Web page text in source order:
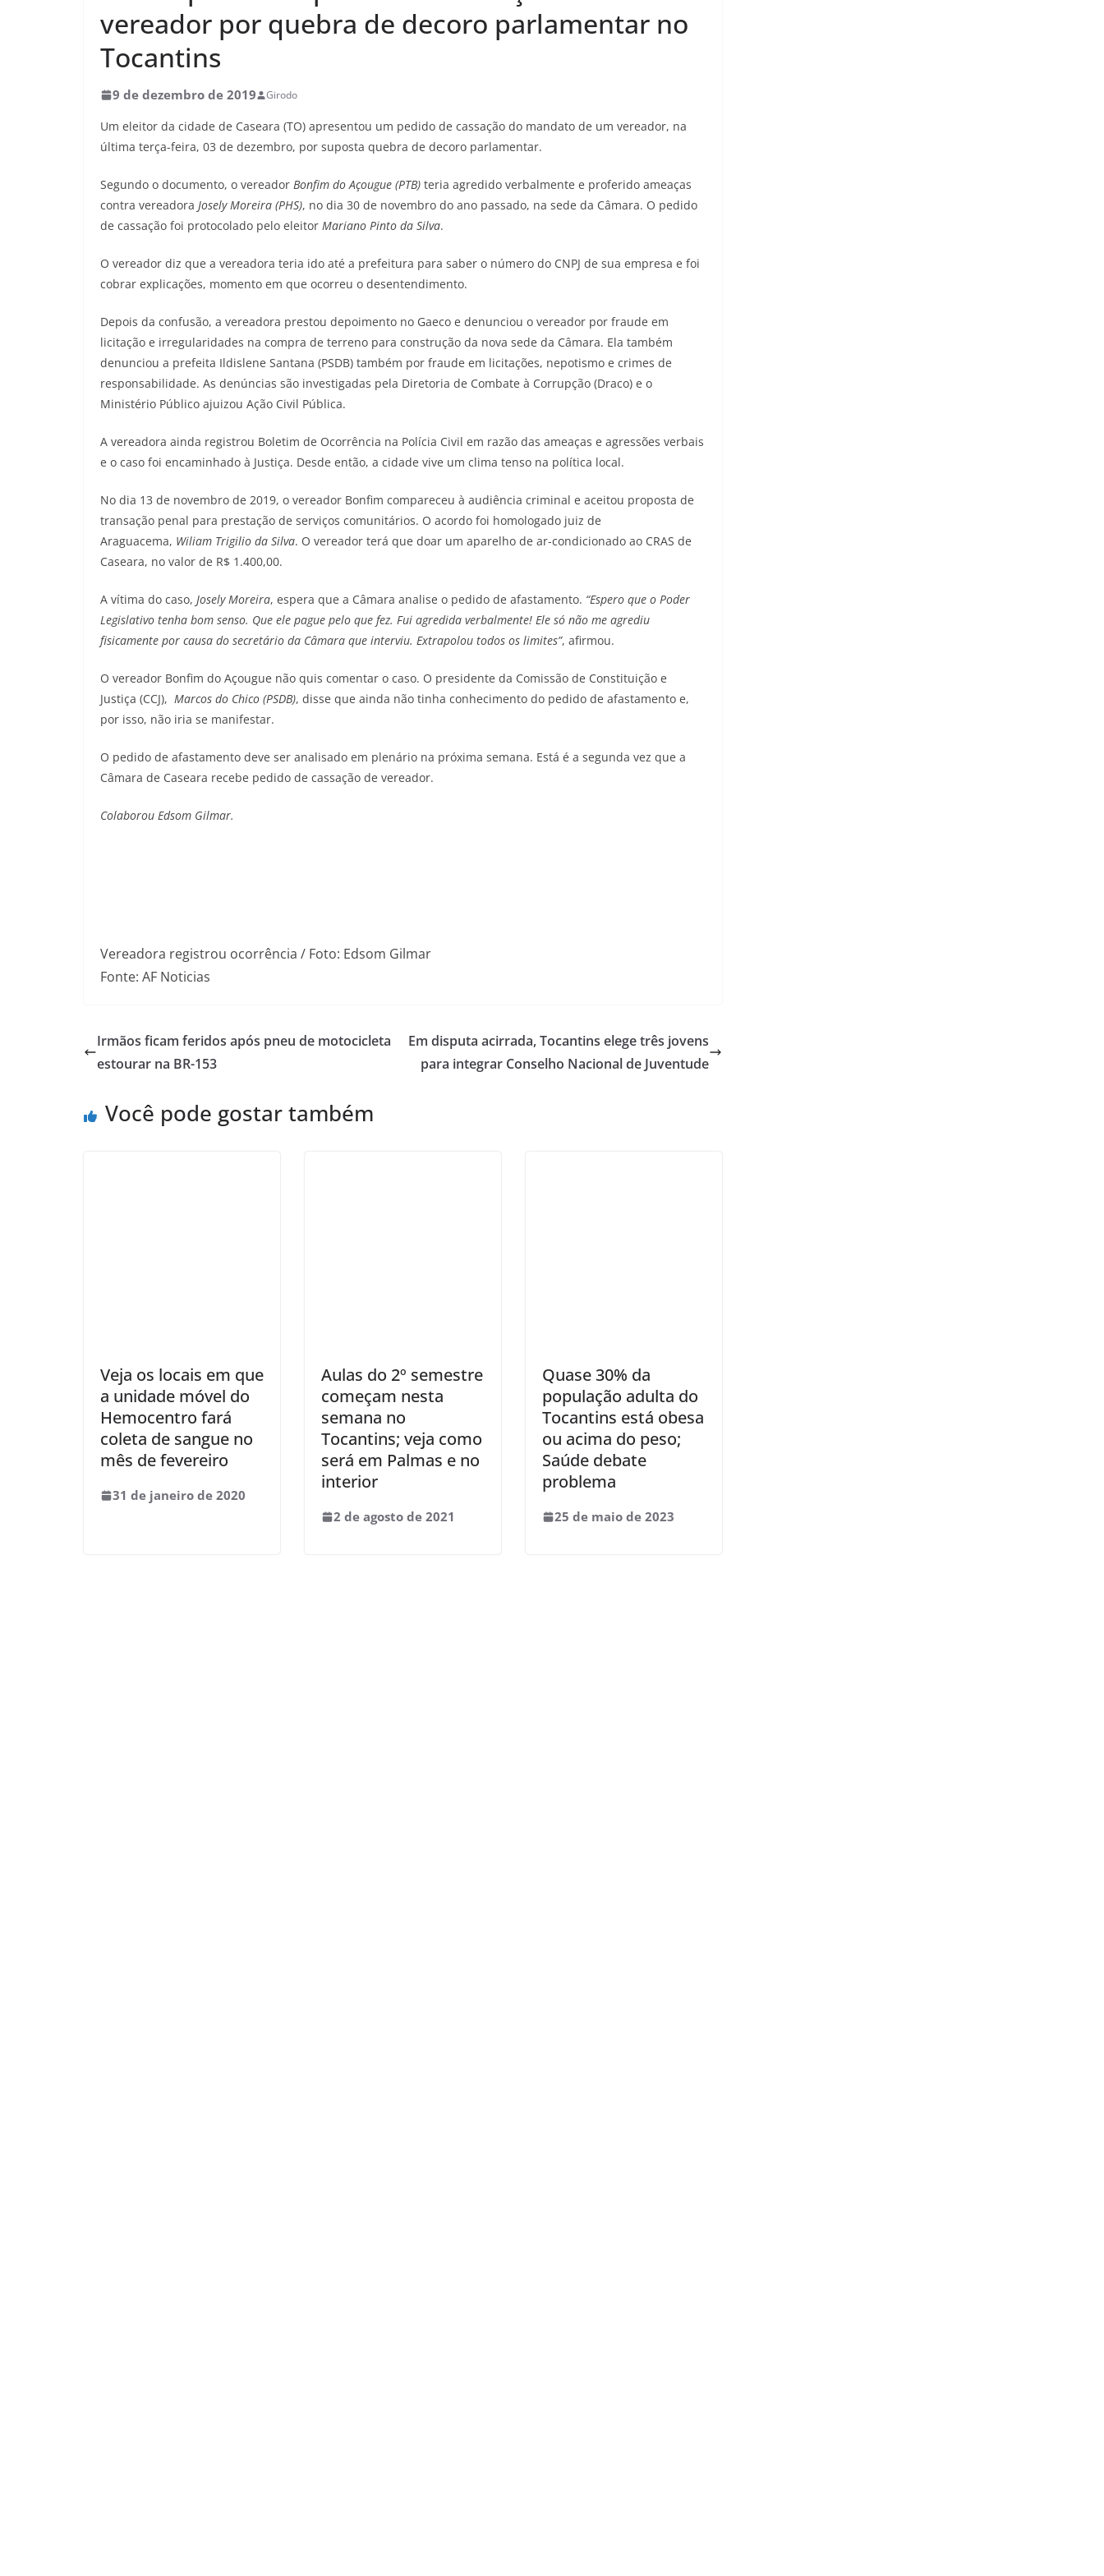
vereador por quebra de decoro parlamentar no
Tocantins
9 de dezembro de 2019 Girodo
Um eleitor da cidade de Caseara (TO) apresentou um pedido de cassação do mandato de um vereador, na
última terça-feira, 03 de dezembro, por suposta quebra de decoro parlamentar.
Segundo o documento, o vereador Bonfim do Açougue (PTB) teria agredido verbalmente e proferido ameaças
contra vereadora Josely Moreira (PHS), no dia 30 de novembro do ano passado, na sede da Câmara. O pedido
de cassação foi protocolado pelo eleitor Mariano Pinto da Silva.
O vereador diz que a vereadora teria ido até a prefeitura para saber o número do CNPJ de sua empresa e foi
cobrar explicações, momento em que ocorreu o desentendimento.
Depois da confusão, a vereadora prestou depoimento no Gaeco e denunciou o vereador por fraude em
licitação e irregularidades na compra de terreno para construção da nova sede da Câmara. Ela também
denunciou a prefeita Ildislene Santana (PSDB) também por fraude em licitações, nepotismo e crimes de
responsabilidade. As denúncias são investigadas pela Diretoria de Combate à Corrupção (Draco) e o
Ministério Público ajuizou Ação Civil Pública.
A vereadora ainda registrou Boletim de Ocorrência na Polícia Civil em razão das ameaças e agressões verbais
e o caso foi encaminhado à Justiça. Desde então, a cidade vive um clima tenso na política local.
No dia 13 de novembro de 2019, o vereador Bonfim compareceu à audiência criminal e aceitou proposta de
transação penal para prestação de serviços comunitários. O acordo foi homologado juiz de
Araguacema, Wiliam Trigilio da Silva. O vereador terá que doar um aparelho de ar-condicionado ao CRAS de
Caseara, no valor de R$ 1.400,00.
A vítima do caso, Josely Moreira, espera que a Câmara analise o pedido de afastamento. “Espero que o Poder
Legislativo tenha bom senso. Que ele pague pelo que fez. Fui agredida verbalmente! Ele só não me agrediu
fisicamente por causa do secretário da Câmara que interviu. Extrapolou todos os limites”, afirmou.
O vereador Bonfim do Açougue não quis comentar o caso. O presidente da Comissão de Constituição e
Justiça (CCJ), Marcos do Chico (PSDB), disse que ainda não tinha conhecimento do pedido de afastamento e,
por isso, não iria se manifestar.
O pedido de afastamento deve ser analisado em plenário na próxima semana. Está é a segunda vez que a
Câmara de Caseara recebe pedido de cassação de vereador.
Colaborou Edsom Gilmar.
Vereadora registrou ocorrência / Foto: Edsom Gilmar
Fonte: AF Noticias
Irmãos ficam feridos após pneu de motocicleta
estourar na BR-153
Em disputa acirrada, Tocantins elege três jovens
para integrar Conselho Nacional de Juventude
Você pode gostar também
Veja os locais em que
a unidade móvel do
Hemocentro fará
coleta de sangue no
mês de fevereiro
31 de janeiro de 2020
Aulas do 2º semestre
começam nesta
semana no
Tocantins; veja como
será em Palmas e no
interior
2 de agosto de 2021
Quase 30% da
população adulta do
Tocantins está obesa
ou acima do peso;
Saúde debate
problema
25 de maio de 2023